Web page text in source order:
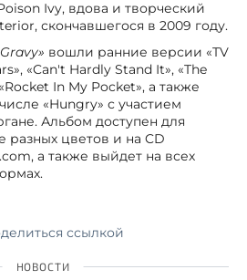
Ivy, вдова и творческий
скончавшегося в 2009 году.
вошли ранние версии «TV
«Can't Hardly Stand It», «The
In My Pocket», а также
«Hungry» с участием
Альбом доступен для
разных цветов и на CD
а также выйдет на всех
ссылкой
НОВОСТИ